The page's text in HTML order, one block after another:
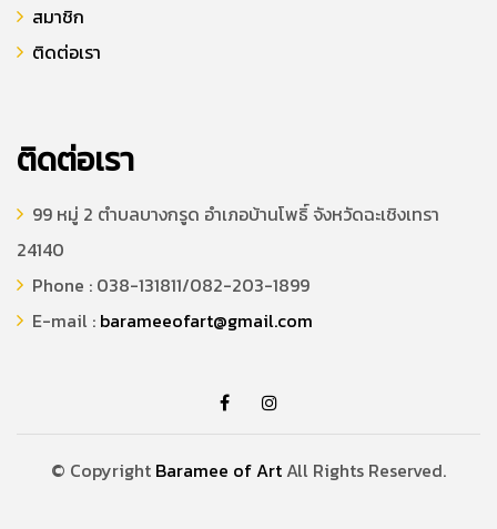
สมาชิก
ติดต่อเรา
ติดต่อเรา
99 หมู่ 2 ตำบลบางกรูด อำเภอบ้านโพธิ์ จังหวัดฉะเชิงเทรา
24140
Phone : 038-131811/082-203-1899
E-mail : barameeofart@gmail.com
© Copyright Baramee of Art All Rights Reserved.